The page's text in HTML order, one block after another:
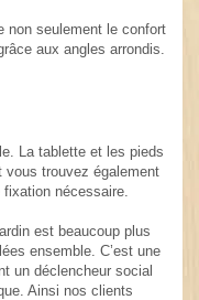
non seulement le confort
aux angles arrondis.
La tablette et les pieds
vous trouvez également
nécessaire.
est beaucoup plus
ensemble. C’est une
un déclencheur social
Ainsi nos clients